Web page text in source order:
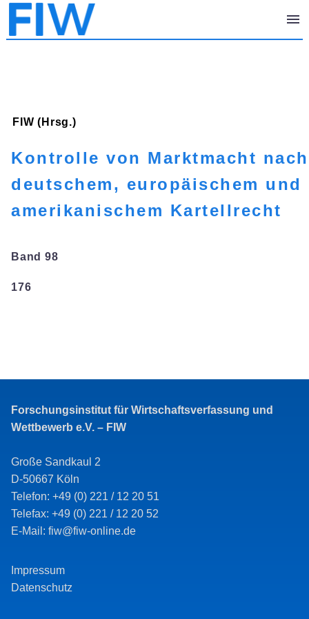
FIW (Hrsg.)
Kontrolle von Marktmacht nach
deutschem, europäischem und
amerikanischem Kartellrecht
Band 98
176
Forschungsinstitut für Wirtschaftsverfassung und
Wettbewerb e.V. – FIW
Große Sandkaul 2
D-50667 Köln
Telefon: +49 (0) 221 / 12 20 51
Telefax: +49 (0) 221 / 12 20 52
E-Mail: fiw@fiw-online.de
Impressum
Datenschutz